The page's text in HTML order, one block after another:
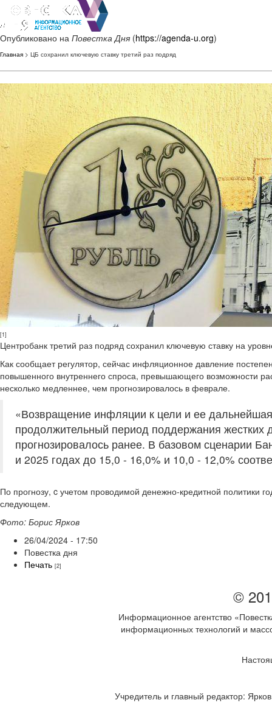
Опубликовано на Повестка Дня (https://agenda-u.org)
Главная > ЦБ сохранил ключевую ставку третий раз подряд
[1]
Центробанк третий раз подряд сохранил ключевую ставку на
Как сообщает регулятор, сейчас инфляционное давление
повышенного внутреннего спроса, превышающего возможности
несколько медленнее, чем прогнозировалось в феврале.
«Возвращение инфляции к цели и ее
продолжительный период поддержания жестких
прогнозировалось ранее. В базовом сценарии
и 2025 годах до 15,0 - 16,0% и 10,0 - 12,0%
По прогнозу, c учетом проводимой денежно-кредитной политики
следующем.
Фото: Борис Ярков
26/04/2024 - 17:50
Повестка дня
Печать [2]
©
Информационное агентство
информационных технологий и
Учредитель и главный редактор: